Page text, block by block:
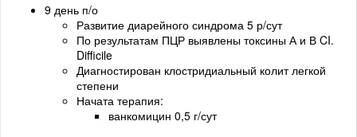
9 день п/о
Развитие диарейного синдрома 5 р/сут
По результатам ПЦР выявлены токсины А и В CI.
Difficile
Диагностирован клостридиальный колит легкой
степени
Начата терапия:
ванкомицин 0,5 г/сут